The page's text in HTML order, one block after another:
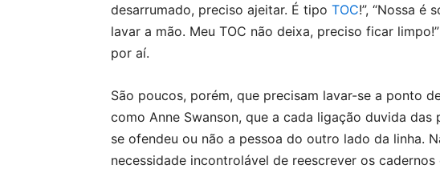
desarrumado, preciso ajeitar. É tipo TOC!”, “Nossa é
lavar a mão. Meu TOC não deixa, preciso ficar
por aí.
São poucos, porém, que precisam lavar-se a ponto
como Anne Swanson, que a cada ligação duvida
se ofendeu ou não a pessoa do outro lado da linha.
necessidade incontrolável de reescrever os